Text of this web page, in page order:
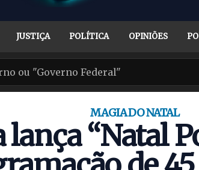
JUSTIÇA POLÍTICA OPINIÕES
MAGIA DO NATAL
“Natal